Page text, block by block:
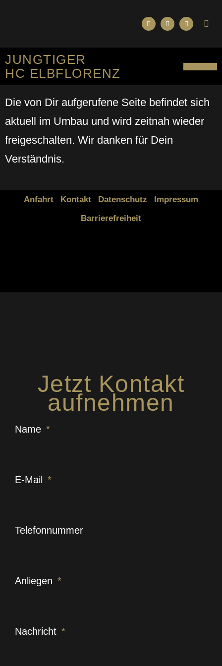
JUNGTIGER
HC ELBFLORENZ
Die von Dir aufgerufene Seite befindet sich
aktuell im Umbau und wird zeitnah wieder
freigeschalten. Wir danken für Dein
Verständnis.
Anfahrt Kontakt Datenschutz
Impressum
Barrierefreiheit
Jetzt Kontakt
aufnehmen
Name
E-Mail
Telefonnummer
Anliegen
Nachricht